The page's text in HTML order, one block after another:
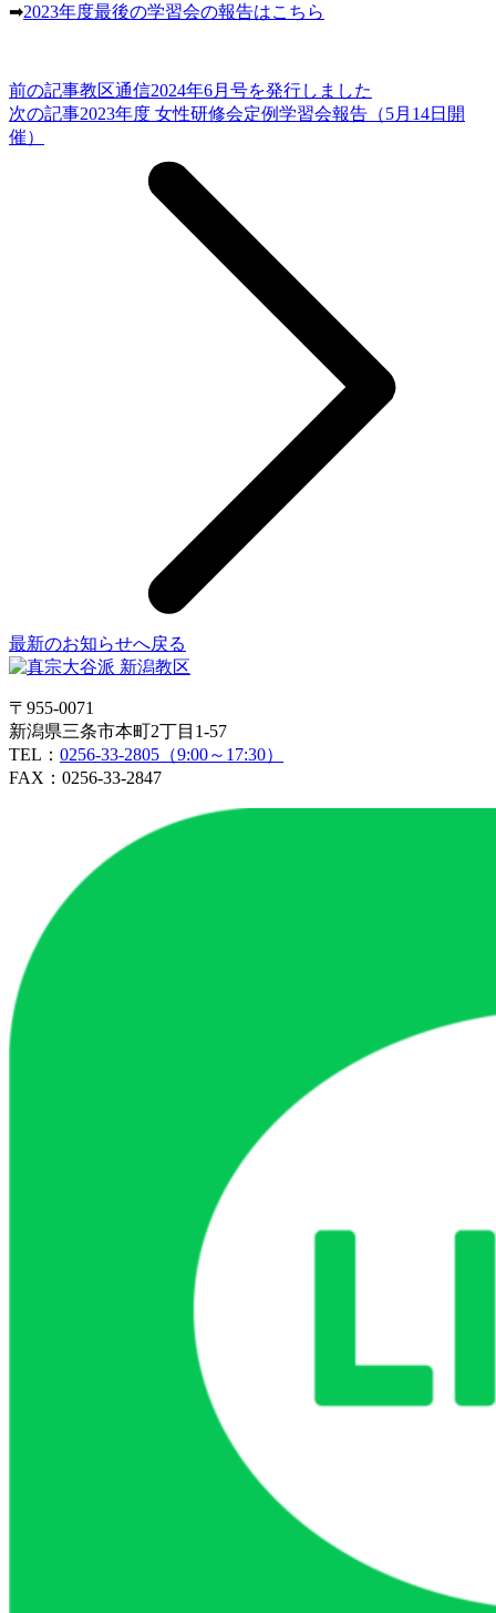
➡2023年度最後の学習会の報告はこちら
前の記事教区通信2024年6月号を発行しました
次の記事2023年度 女性研修会定例学習会報告（5月14日開
催）
最新のお知らせへ戻る
〒955-0071
新潟県三条市本町2丁目1-57
TEL： 0256-33-2805（9:00～17:30）
FAX：0256-33-2847